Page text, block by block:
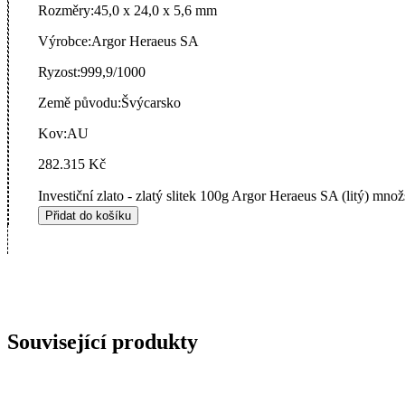
Rozměry:45,0 x 24,0 x 5,6 mm
Výrobce:Argor Heraeus SA
Ryzost:999,9/1000
Země původu:Švýcarsko
Kov:AU
282.315 Kč
Investiční zlato - zlatý slitek 100g Argor Heraeus SA (litý)
Přidat do košíku
Související produkty